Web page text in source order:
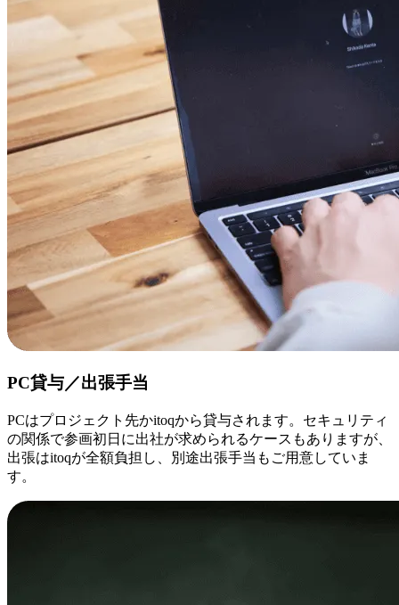
PC貸与／出張手当
PCはプロジェクト先かitoqから貸与されます。セキュリティ
の関係で参画初日に出社が求められるケースもありますが、
出張はitoqが全額負担し、別途出張手当もご用意していま
す。